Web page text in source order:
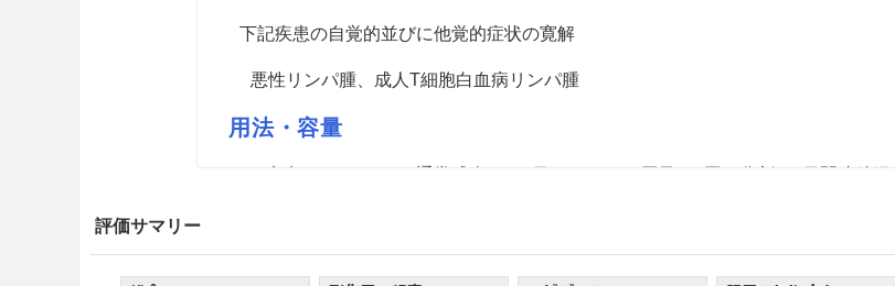
下記疾患の自覚的並びに他覚的症状の寛解
悪性リンパ腫、成人T細胞白血病リンパ腫
用法・容量
注意事項
評価サマリー